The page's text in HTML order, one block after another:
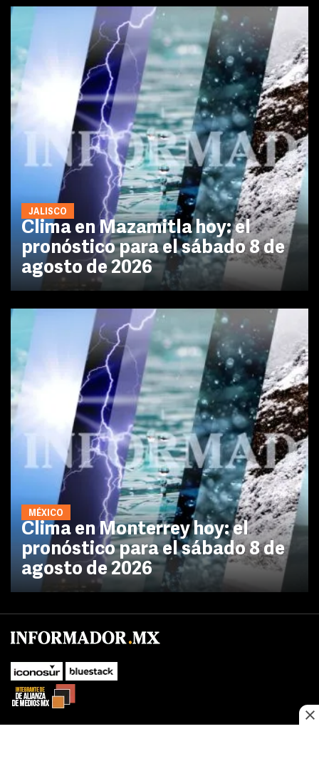
JALISCO
Clima en Mazamitla hoy: el
pronóstico para el sábado 8 de
agosto de 2026
MÉXICO
Clima en Monterrey hoy: el
pronóstico para el sábado 8 de
agosto de 2026